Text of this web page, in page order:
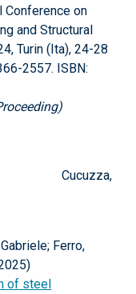
Conference on
and Structural
Turin (Ita), 24-28
2557. ISBN:
Cucuzza,
Ferro,
of steel